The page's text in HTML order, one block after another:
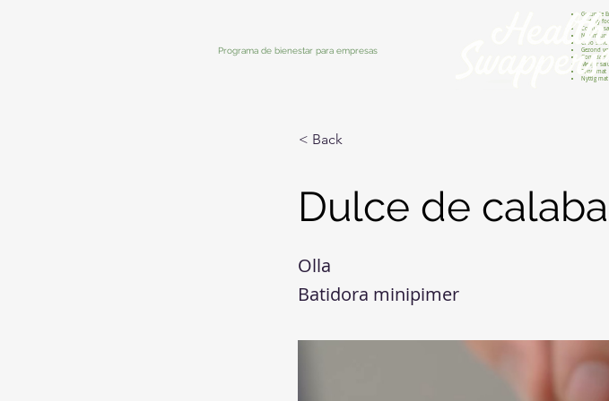
Programa de bienestar para empresas
Gesunde
Healthy
Comida
Nourriture
Cibo sano
Gezond
Comida
Menjar
Sunn mat
Nyttig mat
< Back
Dulce de
Olla
Batidora minipimer